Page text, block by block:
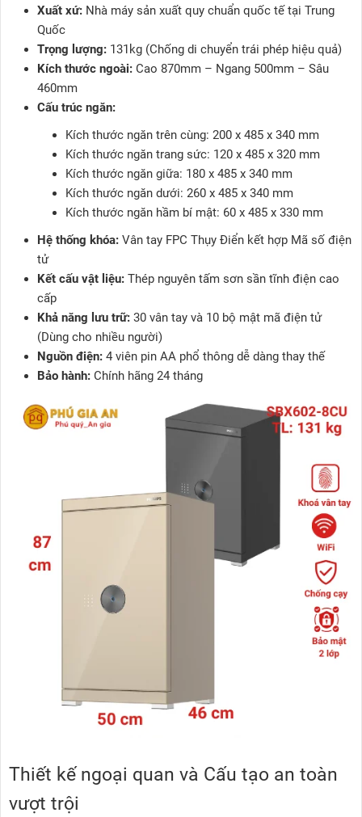
Xuất xứ: Nhà máy sản xuất quy chuẩn quốc tế tại Trung
Quốc
Trọng lượng: 131kg (Chống di chuyển trái phép hiệu quả)
Kích thước ngoài: Cao 870mm – Ngang 500mm – Sâu
460mm
Cấu trúc ngăn:
Kích thước ngăn trên cùng: 200 x 485 x 340 mm
Kích thước ngăn trang sức: 120 x 485 x 320 mm
Kích thước ngăn giữa: 180 x 485 x 340 mm
Kích thước ngăn dưới: 260 x 485 x 340 mm
Kích thước ngăn hầm bí mật: 60 x 485 x 330 mm
Hệ thống khóa: Vân tay FPC Thụy Điển kết hợp Mã số điện
tử
Kết cấu vật liệu: Thép nguyên tấm sơn sần tĩnh điện cao
cấp
Khả năng lưu trữ: 30 vân tay và 10 bộ mật mã điện tử
(Dùng cho nhiều người)
Nguồn điện: 4 viên pin AA phổ thông dễ dàng thay thế
Bảo hành: Chính hãng 24 tháng
Thiết kế ngoại quan và Cấu tạo an toàn
vượt trội